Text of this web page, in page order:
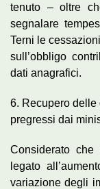
tenuto – oltre
segnalare
Terni le
sull’obbligo
dati anagrafici.
6. Recupero delle
pregressi dai
Considerato
legato
variazione degli